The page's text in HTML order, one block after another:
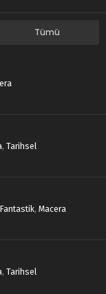
Tümü
, Tarihsel
Fantastik, Macera
, Tarihsel